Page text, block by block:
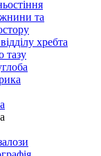
та
хребта
тазу